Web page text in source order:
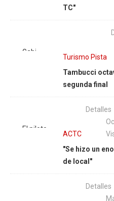
en el TC,
operativo
TC"
Gabi
entrerriano.
Turismo Pista
Tambucci
segunda final
El piloto
ACTC
Detalles
"Se hizo un
de local"
Detalles